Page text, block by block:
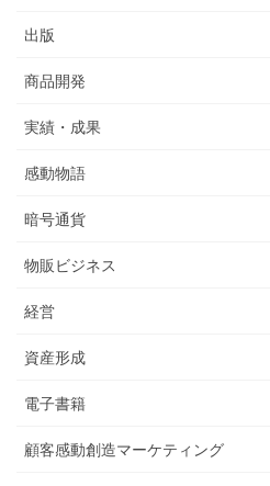
出版
商品開発
実績・成果
感動物語
暗号通貨
物販ビジネス
経営
資産形成
電子書籍
顧客感動創造マーケティング